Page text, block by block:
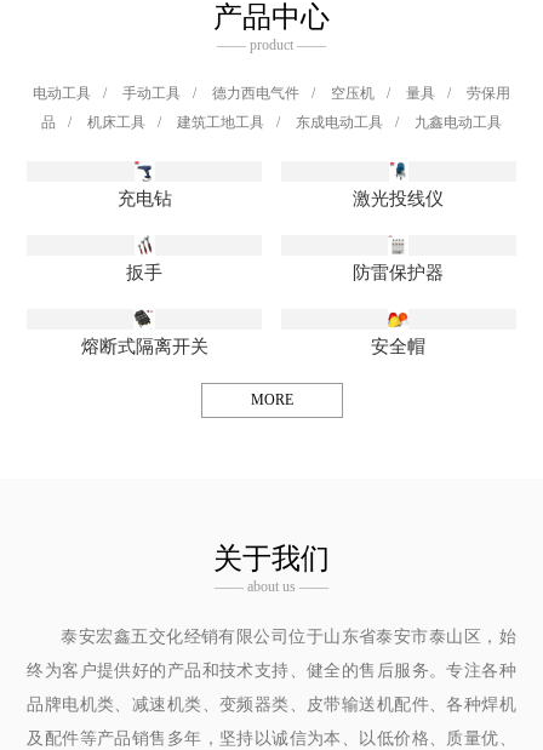
产品中心
—— product ——
电动工具 / 手动工具 / 德力西电气件 / 空压机 / 量具 /
劳保用
品
/ 机床工具 / 建筑工地工具 / 东成电动工具 / 九鑫电动工具
充电钻 激光投线仪
扳手 防雷保护器
熔断式隔离开关 安全帽
MORE
关于我们
—— about us ——
泰安宏鑫五交化经销有限公司位于山东省泰安市泰山区，始
终为客户提供好的产品和技术支持、健全的售后服务。专注各种
品牌电机类、减速机类、变频器类、皮带输送机配件、各种焊机
及配件等产品销售多年，坚持以诚信为本、以低价格、质量优、